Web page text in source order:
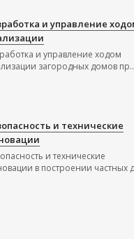
и управление
и управление ходом
загородных домов
и технические
и технические
в построении частных